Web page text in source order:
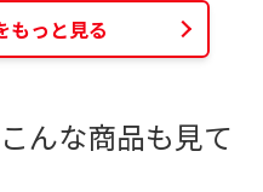
もっと見る
んな商品も見て